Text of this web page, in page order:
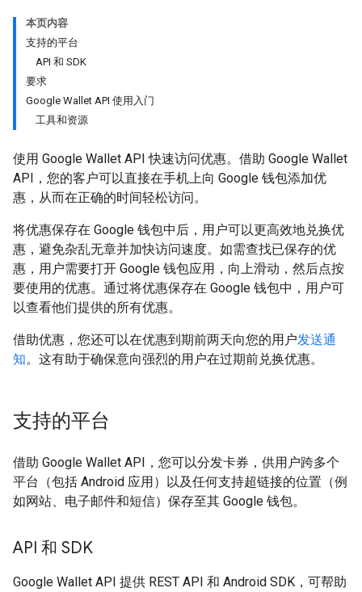
本页内容
支持的平台
API 和 SDK
要求
Google Wallet API 使用入门
工具和资源
使用 Google Wallet API 快速访问优惠。借助 Google Wallet
API，您的客户可以直接在手机上向 Google 钱包添加优
惠，从而在正确的时间轻松访问。
将优惠保存在 Google 钱包中后，用户可以更高效地兑换优
惠，避免杂乱无章并加快访问速度。如需查找已保存的优
惠，用户需要打开 Google 钱包应用，向上滑动，然后点按
要使用的优惠。通过将优惠保存在 Google 钱包中，用户可
以查看他们提供的所有优惠。
借助优惠，您还可以在优惠到期前两天向您的用户发送通
知。这有助于确保意向强烈的用户在过期前兑换优惠。
支持的平台
借助 Google Wallet API，您可以分发卡券，供用户跨多个
平台（包括 Android 应用）以及任何支持超链接的位置（例
如网站、电子邮件和短信）保存至其 Google 钱包。
API 和 SDK
Google Wallet API 提供 REST API 和 Android SDK，可帮助